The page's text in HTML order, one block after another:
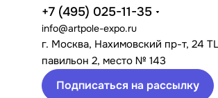
+7 (495) 025-11-35
info@artpole-expo.ru
г. Москва, Нахимовский пр-т, 24
павильон 2, место № 143
Подписаться на рассылку